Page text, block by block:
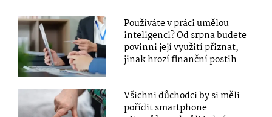
Používáte v práci umělou
inteligenci? Od srpna budete
povinni její využití přiznat,
jinak hrozí finanční postih
Všichni důchodci by si měli
pořídit smartphone.